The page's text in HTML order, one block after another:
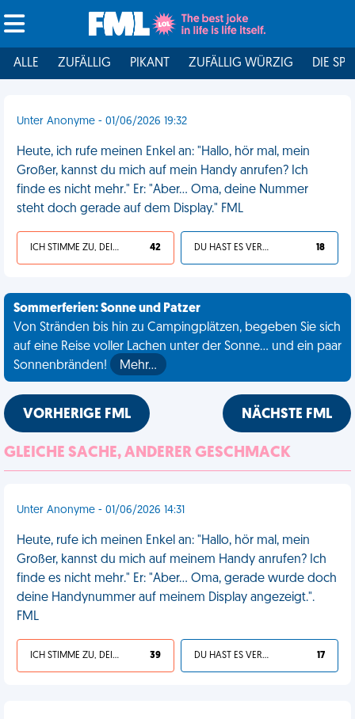
ALLE ZUFÄLLIG PIKANT ZUFÄLLIG WÜRZIG DIE
Unter Anonyme - 01/06/2026 19:32
Heute, ich rufe meinen Enkel an: "Hallo, hör mal, mein
Großer, kannst du mich auf mein Handy anrufen? Ich
finde es nicht mehr." Er: "Aber... Oma, deine Nummer
steht doch gerade auf dem Display." FML
ICH STIMME ZU, DEIN LEBEN IST SCHEISSE 42 DU HAST ES VERDIENT 18
Sommerferien: Sonne und Patzer
Von Stränden bis hin zu Campingplätzen, begeben Sie sich
auf eine Reise voller Lachen unter der Sonne... und ein paar
Sonnenbränden!
Mehr…
VORHERIGE FML NÄCHSTE FML
GLEICHE SACHE, ANDERER GESCHMACK
Unter Anonyme - 01/06/2026 14:31
Heute, rufe ich meinen Enkel an: "Hallo, hör mal, mein
Großer, kannst du mich auf meinem Handy anrufen? Ich
finde es nicht mehr." Er: "Aber... Oma, gerade wurde doch
deine Handynummer auf meinem Display angezeigt.".
FML
ICH STIMME ZU, DEIN LEBEN IST SCHEISSE 39 DU HAST ES VERDIENT 17